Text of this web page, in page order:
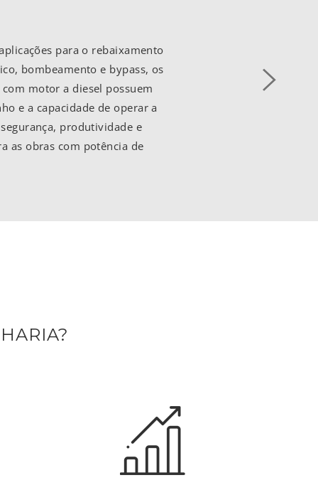
para o rebaixamento
bombeamento e bypass, os
motor a diesel possuem
e a capacidade de operar a
produtividade e
as obras com potência de